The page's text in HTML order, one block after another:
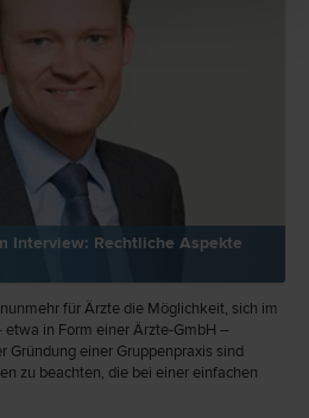
Interview: Rechtliche Aspekte
für Ärzte die Möglichkeit, sich im
etwa in Form einer Ärzte-GmbH –
Gründung einer Gruppenpraxis sind
zu beachten, die bei einer einfachen